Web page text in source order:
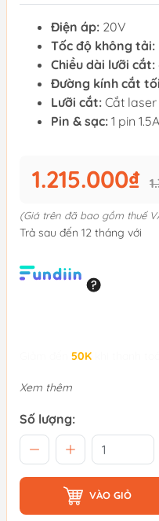
Điện áp: 20V
Tốc độ không tải:
Chiều dài lưỡi cắt:
Đường kính cắt
Lưỡi cắt: Cắt laser
Pin & sạc: 1 pin
1.215.000₫
(Giá trên đã bao gồm thuế
Trả sau đến 12 tháng với
50K
Xem thêm
Số lượng:
VÀO GIỎ